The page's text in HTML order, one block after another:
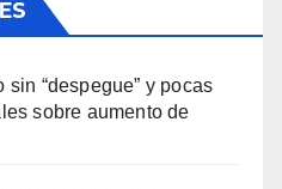
“despegue” y pocas
sobre aumento de